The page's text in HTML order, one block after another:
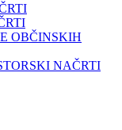
OBČINSKIH
NAČRTI